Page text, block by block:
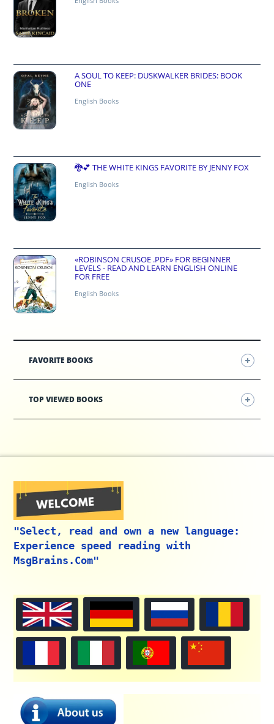
A SOUL TO KEEP: DUSKWALKER BRIDES: BOOK
ONE
English Books
🐉💕 THE WHITE KINGS FAVORITE BY JENNY FOX
English Books
«ROBINSON CRUSOE .PDF» FOR BEGINNER
LEVELS - READ AND LEARN ENGLISH ONLINE
FOR FREE
English Books
FAVORITE BOOKS
TOP VIEWED BOOKS
"Select, read and own a new language:
Experience speed reading with
MsgBrains.Com"